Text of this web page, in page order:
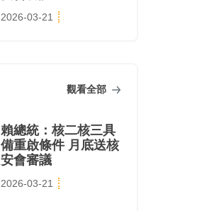
2026-03-21
觀看全部
賴總統：核二核三具
備重啟條件 月底送核
安會審議
2026-03-21